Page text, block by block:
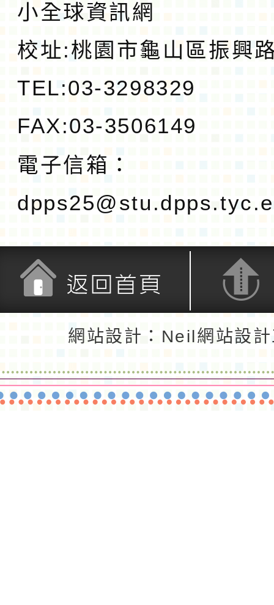
小全球資訊網
校址:桃園市龜山區振興
TEL:03-3298329
FAX:03-3506149
電子信箱：
返回頂端
網站設計：Neil網站設